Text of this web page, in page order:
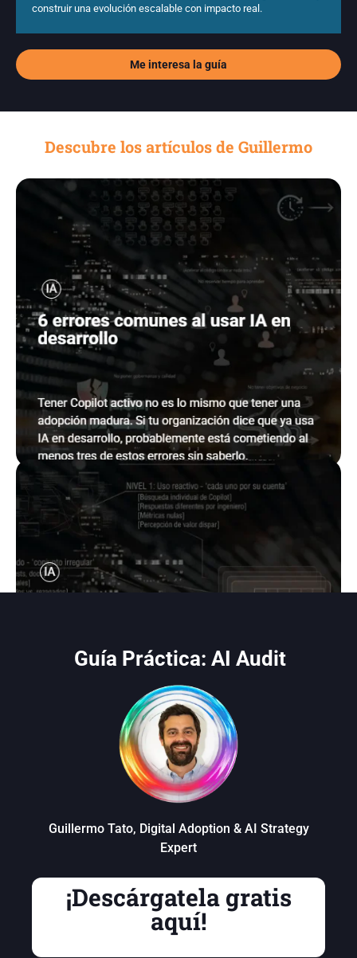
construir una evolución escalable con impacto real.
Me interesa la guía
Descubre los artículos de Guillermo
Guía Práctica: AI Audit
Guillermo Tato, Digital Adoption & AI Strategy
Expert
¡Descárgatela gratis
aquí!